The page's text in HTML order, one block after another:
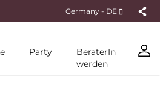
Germany - DE
Party
BeraterIn
werden